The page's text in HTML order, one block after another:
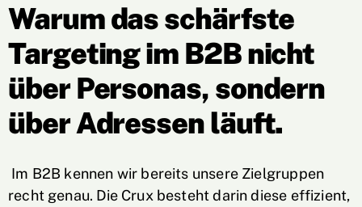
Warum das schärfste
Targeting im B2B nicht
über Personas, sondern
über Adressen läuft.
Im B2B kennen wir bereits unsere Zielgruppen
recht genau. Die Crux besteht darin diese effizient,